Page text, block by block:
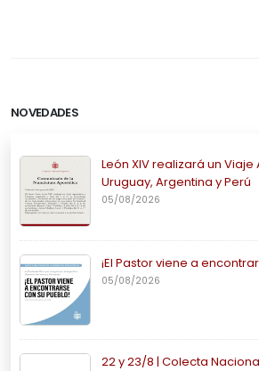
NOVEDADES
León XIV realizará un
Uruguay, Argentina y Perú
05/08/2026
¡El Pastor viene a
05/08/2026
22 y 23/8 | Colecta